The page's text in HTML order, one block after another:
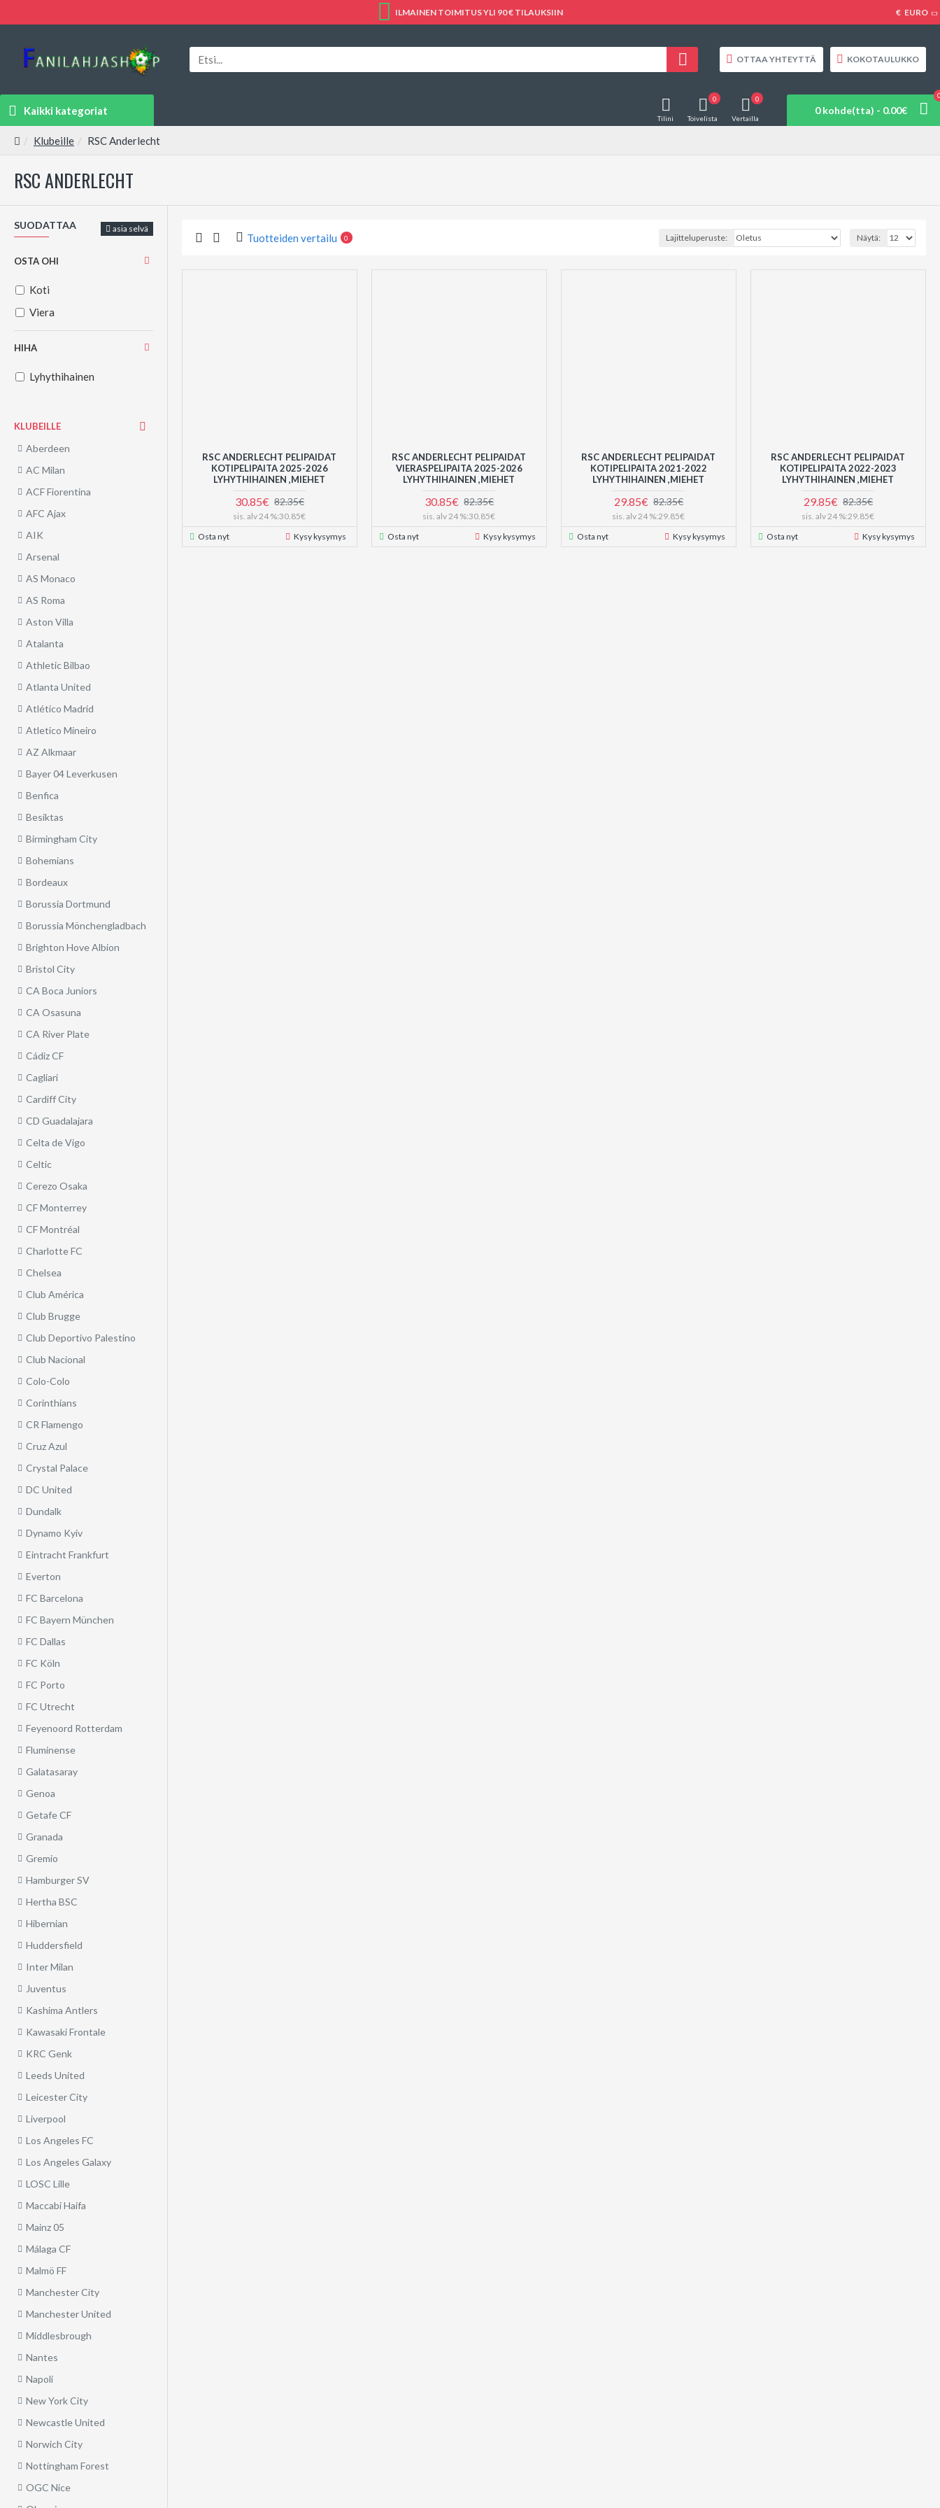
ILMAINEN TOIMITUS YLI 90 € TILAUKSIIN € EURO
OTTAA YHTEYTTÄ KOKOTAULUKKO
Kaikki kategoriat
Tilini Toivelista
0
Vertailla
0
0 kohde(tta) - 0.00€
Klubeille RSC Anderlecht
RSC ANDERLECHT
SUODATTAA asia selvä
OSTA OHI
Koti
Viera
HIHA
Lyhythihainen
KLUBEILLE
Aberdeen
AC Milan
ACF Fiorentina
AFC Ajax
AIK
Arsenal
AS Monaco
AS Roma
Aston Villa
Atalanta
Athletic Bilbao
Atlanta United
Atlético Madrid
Atletico Mineiro
AZ Alkmaar
Bayer 04 Leverkusen
Benfica
Besiktas
Birmingham City
Bohemians
Bordeaux
Borussia Dortmund
Borussia Mönchengladbach
Brighton Hove Albion
Bristol City
CA Boca Juniors
CA Osasuna
CA River Plate
Cádiz CF
Cagliari
Cardiff City
CD Guadalajara
Celta de Vigo
Celtic
Cerezo Osaka
CF Monterrey
CF Montréal
Charlotte FC
Chelsea
Club América
Club Brugge
Club Deportivo Palestino
Club Nacional
Colo-Colo
Corinthians
CR Flamengo
Cruz Azul
Crystal Palace
DC United
Dundalk
Dynamo Kyiv
Eintracht Frankfurt
Everton
FC Barcelona
FC Bayern München
FC Dallas
FC Köln
FC Porto
FC Utrecht
Feyenoord Rotterdam
Fluminense
Galatasaray
Genoa
Getafe CF
Granada
Gremio
Hamburger SV
Hertha BSC
Hibernian
Huddersfield
Inter Milan
Juventus
Kashima Antlers
Kawasaki Frontale
KRC Genk
Leeds United
Leicester City
Liverpool
Los Angeles FC
Los Angeles Galaxy
LOSC Lille
Maccabi Haifa
Mainz 05
Málaga CF
Malmö FF
Manchester City
Manchester United
Middlesbrough
Nantes
Napoli
New York City
Newcastle United
Norwich City
Nottingham Forest
OGC Nice
Tuotteiden vertailu 0 Lajitteluperuste: Näytä:
RSC ANDERLECHT PELIPAIDAT
KOTIPELIPAITA 2025-2026
LYHYTHIHAINEN ,MIEHET
30.85€ 82.35€
sis. alv 24 %:30.85€
Osta nyt
Kysy kysymys
RSC ANDERLECHT PELIPAIDAT
VIERASPELIPAITA 2025-2026
LYHYTHIHAINEN ,MIEHET
30.85€ 82.35€
sis. alv 24 %:30.85€
Osta nyt
Kysy kysymys
RSC ANDERLECHT PELIPAIDAT
KOTIPELIPAITA 2021-2022
LYHYTHIHAINEN ,MIEHET
29.85€ 82.35€
sis. alv 24 %:29.85€
Osta nyt
Kysy kysymys
RSC ANDERLECHT PELIPAIDAT
KOTIPELIPAITA 2022-2023
LYHYTHIHAINEN ,MIEHET
29.85€ 82.35€
sis. alv 24 %:29.85€
Osta nyt
Kysy kysymys